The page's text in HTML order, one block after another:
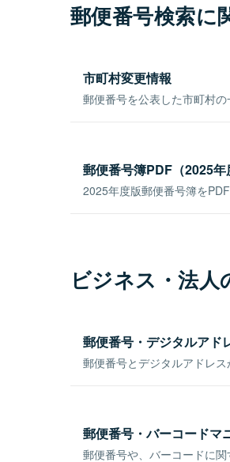
郵便番号検索に
市町村変更情報
郵便番号を公表した市町村の
郵便番号簿PDF（2025年
2025年度版郵便番号簿を
ビジネス・法人
郵便番号・デジタルアド
郵便番号とデジタルアドレス
郵便番号・バーコードマ
郵便番号や、バーコードに関